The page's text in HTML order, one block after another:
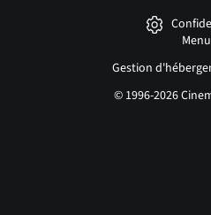
Menu
Gestion
© 1996-2026